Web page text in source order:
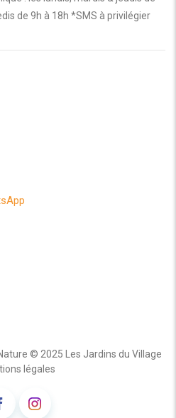
de 9h à 18h *SMS à privilégier
© 2025 Les Jardins du Village
légales